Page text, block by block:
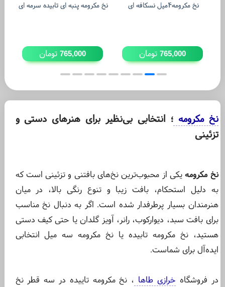
نخ مکرومه۴میل نسکافه ای
765,000تومان
نخ مکرومه پنبه ای تابیده سرمه ای
765,000تومان
نخ مکرومه؛ انتخابی بی‌نظیر برای هنرهای دستی و
تزئینی
نخ مکرومهیکی از محبوب‌ترین نخ‌های بافتنی و تزئینی است که
به دلیل استحکام، بافت زیبا و تنوع رنگی بالا، در میان
هنرمندان بسیار پرطرفدار شده است. اگر به دنبال نخ مناسب
برای بافت سبد، دیوارکوب، رانر، آویز گلدان یا حتی کیف دستی
هستید، نخ مکرومه تابیده یا نخ مکرومه سه میل انتخابی
ایده‌آل برای شماست.
در فروشگاه خرازی طاها ، نخ مکرومه تاییده در سه قطر نخ